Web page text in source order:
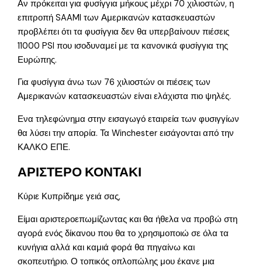
Αν πρόκειται για φυσίγγια μήκους μέχρι 70 χιλιοστών, η
επιτροπή SAAMI των Αμερικανών κατασκευαστών
προβλέπει ότι τα φυσίγγια δεν θα υπερβαίνουν πιέσεις
11000 PSI που ισοδυναμεί με τα κανονικά φυσίγγια της
Ευρώπης.
Για φυσίγγια άνω των 76 χιλιοστών οι πιέσεις των
Αμερικανών κατασκευαστών είναι ελάχιστα πιο ψηλές.
Ενα τηλεφώνημα στην εισαγωγό εταιρεία των φυσιγγίων
θα λύσει την απορία. Τα Winchester εισάγονται από την
ΚΑΛΚΟ ΕΠΕ.
ΑΡΙΣΤΕΡΟ ΚΟΝΤΑΚΙ
Κύριε Κυπρίδημε γειά σας,
Είμαι αριστεροεπωμίζωντας και θα ήθελα να προβώ στη
αγορά ενός δίκανου που θα το χρησιμοποιώ σε όλα τα
κυνήγια αλλά και καμιά φορά θα πηγαίνω και
σκοπευτήριο. Ο τοπικός οπλοπώλης μου έκανε μια